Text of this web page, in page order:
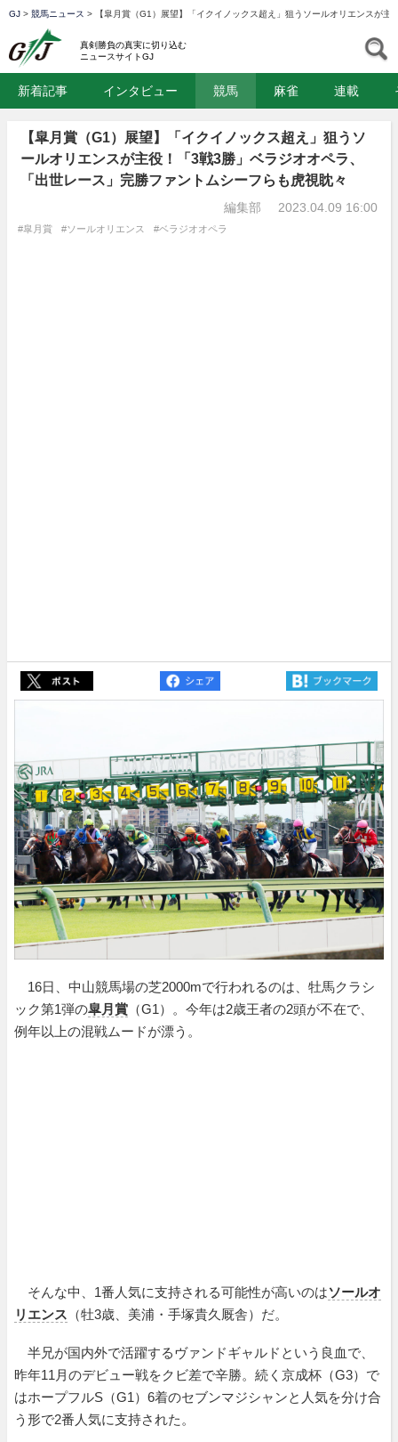
GJ > 競馬ニュース > 【皐月賞（G1）展望】「イクイノックス超え」狙うソールオリエンスが
真剣勝負の真実に切り込む
ニュースサイトGJ
新着記事 インタビュー 競馬 麻雀 連載
【皐月賞（G1）展望】「イクイノックス超え」狙うソ
ールオリエンスが主役！「3戦3勝」ベラジオオペラ、
「出世レース」完勝ファントムシーフらも虎視眈々
編集部 2023.04.09 16:00
#皐月賞 #ソールオリエンス #ベラジオオペラ
16日、中山競馬場の芝2000mで行われるのは、牡馬クラシ
ック第1弾の皐月賞 （G1）。今年は2歳王者の2頭が不在で、
例年以上の混戦ムードが漂う。
そんな中、1番人気に支持される可能性が高いのはソールオ
リエンス （牡3歳、美浦・手塚貴久厩舎）だ。
半兄が国内外で活躍するヴァンドギャルドという良血で、
昨年11月のデビュー戦をクビ差で辛勝。続く京成杯（G3）で
はホープフルS（G1）6着のセブンマジシャンと人気を分け合
う形で2番人気に支持された。